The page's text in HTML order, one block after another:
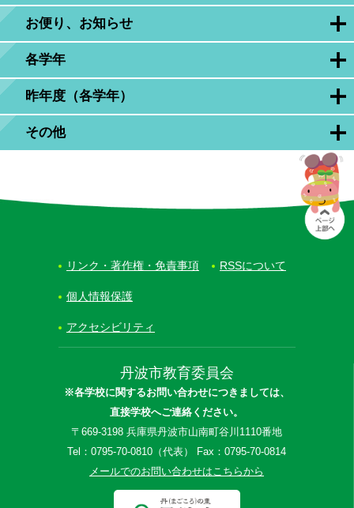
お便り、お知らせ
各学年
昨年度（各学年）
その他
丹波市教育委員会
※各学校に関するお問い合わせにつきましては、
直接学校へご連絡ください。
〒669-3198 兵庫県丹波市山南町谷川1110番地
Tel：0795-70-0810（代表） Fax：0795-70-0814
メールでのお問い合わせはこちらから
リンク・著作権・免責事項 RSSについて
個人情報保護
アクセシビリティ